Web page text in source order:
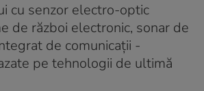
cu senzor electro-optic
de război electronic, sonar de
de comunicații -
pe tehnologii de ultimă